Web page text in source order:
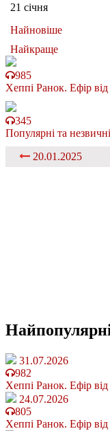
21 січня
Найновіше
Найкраще
985
Хеппі Ранок. Ефір від
345
Популярні та
20.01.2025
31.07.2026
982
Хеппі Ранок. Ефір
24.07.2026
805
Хеппі Ранок. Ефір